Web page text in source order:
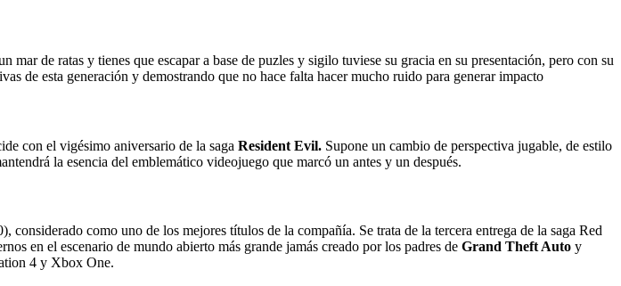
de ratas y tienes que escapar a base de puzles y sigilo tuviese su gracia en su presentación, pero con su
de esta generación y demostrando que no hace falta hacer mucho ruido para generar impacto
con el vigésimo aniversario de la saga Resident Evil. Supone un cambio de perspectiva jugable, de estilo
la esencia del emblemático videojuego que marcó un antes y un después.
como uno de los mejores títulos de la compañía. Se trata de la tercera entrega de la saga Red
en el escenario de mundo abierto más grande jamás creado por los padres de Grand Theft Auto y
4 y Xbox One.